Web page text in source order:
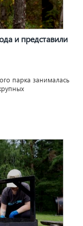
и представили
парка занималась